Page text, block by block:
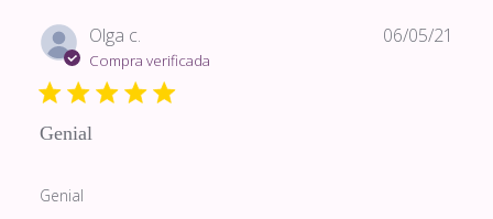
Olga c.
Compra verificada
Genial
Genial
06/05/21